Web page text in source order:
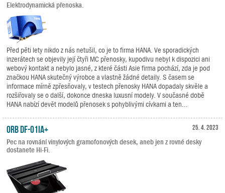
Elektrodynamická přenoska.
Před pěti lety nikdo z nás netušil, co je to firma HANA. Ve sporadických
inzerátech se objevily její čtyři MC přenosky, kupodivu nebyl k dispozici ani
webový kontakt a nebylo jasné, z které části Asie firma pochází, zda je pod
značkou HANA skutečný výrobce a vlastně žádné detaily. S časem se
informace mírně zpřesňovaly, v testech přenosky HANA dopadaly skvěle a
rozšiřovaly se o další, dokonce dneska luxusní modely. V současné době
HANA nabízí devět modelů přenosek s pohyblivými cívkami a ten...
25. 4. 2023
ORB DF-01iA+
Pec na rovnání vinylových gramofonových desek, aneb jen z rovné desky
dostanete Hi-Fi.